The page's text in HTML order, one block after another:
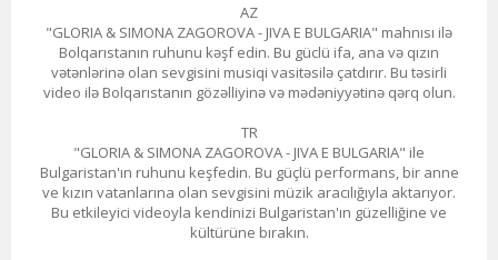
AZ
"GLORIA & SIMONA ZAGOROVA - JIVA E BULGARIA" mahnısı ilə
Bolqarıstanın ruhunu kəşf edin. Bu güclü ifa, ana və qızın
vətənlərinə olan sevgisini musiqi vasitəsilə çatdırır. Bu təsirli
video ilə Bolqarıstanın gözəlliyinə və mədəniyyətinə qərq olun.
TR
"GLORIA & SIMONA ZAGOROVA - JIVA E BULGARIA" ile
Bulgaristan'ın ruhunu keşfedin. Bu güçlü performans, bir anne
ve kızın vatanlarına olan sevgisini müzik aracılığıyla aktarıyor.
Bu etkileyici videoyla kendinizi Bulgaristan'ın güzelliğine ve
kültürüne bırakın.